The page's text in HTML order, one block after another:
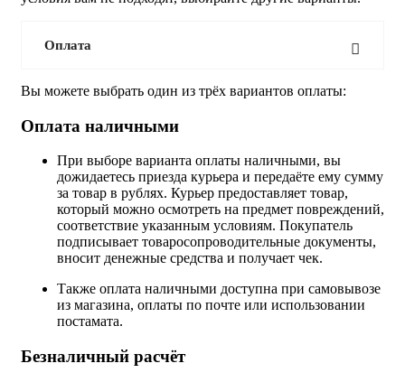
Оплата
Вы можете выбрать один из трёх вариантов оплаты:
Оплата наличными
При выборе варианта оплаты наличными, вы
дожидаетесь приезда курьера и передаёте ему сумму
за товар в рублях. Курьер предоставляет товар,
который можно осмотреть на предмет повреждений,
соответствие указанным условиям. Покупатель
подписывает товаросопроводительные документы,
вносит денежные средства и получает чек.
Также оплата наличными доступна при самовывозе
из магазина, оплаты по почте или использовании
постамата.
Безналичный расчёт